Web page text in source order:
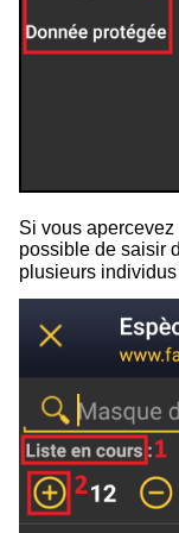
Si vous
possible de saisir
plusieurs